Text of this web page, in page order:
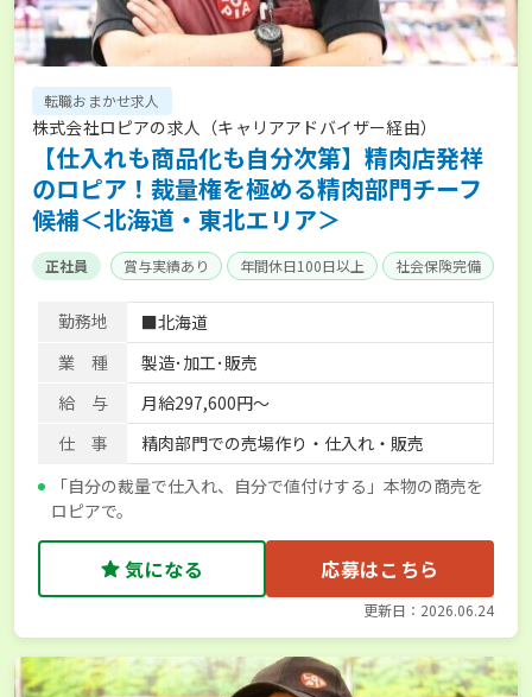
転職おまかせ求人
株式会社ロピアの求人（キャリアアドバイザー経由）
【仕入れも商品化も自分次第】精肉店発祥
のロピア！裁量権を極める精肉部門チーフ
候補＜北海道・東北エリア＞
正社員 賞与実績あり 年間休日100日以上 社会保険完備
勤務地
■北海道
業 種
製造･加工･販売
給 与
月給297,600円～
仕 事
精肉部門での売場作り・仕入れ・販売
「自分の裁量で仕入れ、自分で値付けする」本物の商売を
ロピアで。
気になる 応募はこちら
更新日：2026.06.24